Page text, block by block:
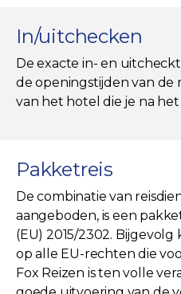
In/uitchecken
De exacte in- en
de openingstijden van de
van het hotel die je na
Pakketreis
De combinatie van
aangeboden, is een
(EU) 2015/2302.
op alle EU-rechten die
Fox Reizen is ten volle